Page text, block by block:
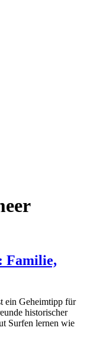
Familie,
ein Geheimtipp für
historischer
Surfen lernen wie